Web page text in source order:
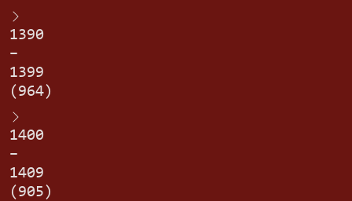
1390
–
1399
(964)
1400
–
1409
(905)